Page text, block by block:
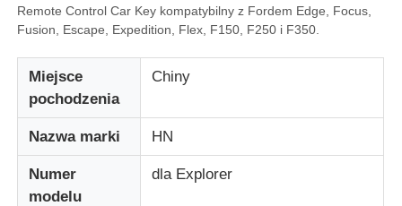
Remote Control Car Key kompatybilny z Fordem Edge, Focus,
Fusion, Escape, Expedition, Flex, F150, F250 i F350.
Miejsce
pochodzenia
Chiny
Nazwa marki HN
Numer
modelu
dla Explorer